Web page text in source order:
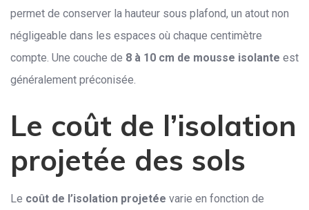
permet de conserver la hauteur sous plafond, un atout non
négligeable dans les espaces où chaque centimètre
compte. Une couche de 8 à 10 cm de mousse isolante est
généralement préconisée.
Le coût de l’isolation
projetée des sols
Le coût de l’isolation projetée varie en fonction de